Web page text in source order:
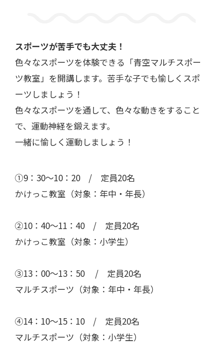
スポーツが苦手でも大丈夫！
色々なスポーツを体験できる「青空マルチスポー
ツ教室」を開講します。苦手な子でも愉しくスポ
ーツしましょう！
色々なスポーツを通して、色々な動きをすること
で、運動神経を鍛えます。
一緒に愉しく運動しましょう！
①9：30～10：20 / 定員20名
かけっこ教室（対象：年中・年長）
②10：40～11：40 / 定員20名
かけっこ教室（対象：小学生）
③13：00～13：50 / 定員20名
マルチスポーツ（対象：年中・年長）
④14：10～15：10 / 定員20名
マルチスポーツ（対象：小学生）